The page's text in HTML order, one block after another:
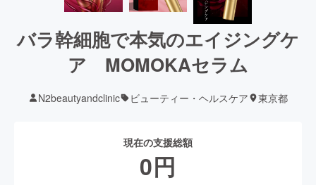
バラ幹細胞で本気のエイジングケ
ア MOMOKAセラム
N2beautyandclinic ビューティー・ヘルスケア 東京都
現在の支援総額
0円